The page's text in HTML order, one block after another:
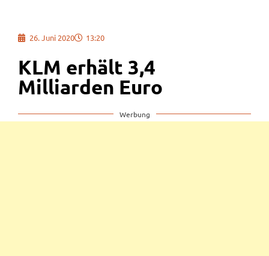
26. Juni 2020 13:20
KLM erhält 3,4
Milliarden Euro
Werbung